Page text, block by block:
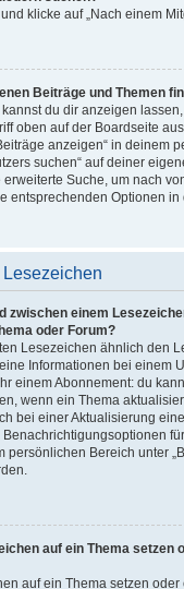
klicke auf „Nach einem
Beiträge und Themen
du dir anzeigen
oben auf der Boardseite
anzeigen“ in deinem
suchen“ auf deiner
Suche, um nach
entsprechenden Optionen
zwischen einem
oder Forum?
Lesezeichen ähnlich den
Informationen bei einem
einem Abonnement: du
wenn ein Thema
bei einer Aktualisierung
Benachrichtigungsoptionen
persönlichen Bereich unter
auf ein Thema setzen
auf ein Thema setzen